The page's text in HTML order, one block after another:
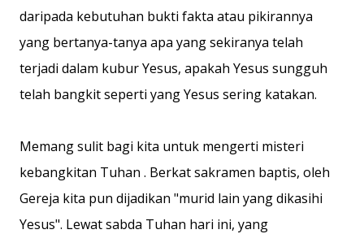
daripada kebutuhan bukti fakta atau pikirannya
yang bertanya-tanya apa yang sekiranya telah
terjadi dalam kubur Yesus, apakah Yesus sungguh
telah bangkit seperti yang Yesus sering katakan.
Memang sulit bagi kita untuk mengerti misteri
kebangkitan Tuhan . Berkat sakramen baptis, oleh
Gereja kita pun dijadikan "murid lain yang dikasihi
Yesus". Lewat sabda Tuhan hari ini, yang